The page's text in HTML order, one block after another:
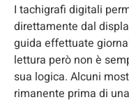
I tachigrafi digitali
direttamente dal
guida effettuate
lettura però non è
sua logica. Alcuni
rimanente prima di